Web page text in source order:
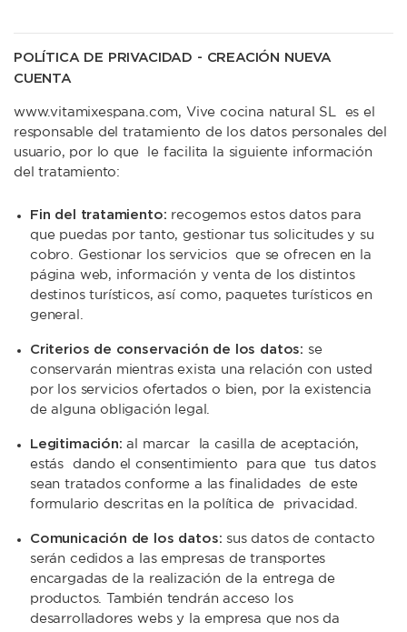
POLÍTICA DE PRIVACIDAD - CREACIÓN NUEVA
CUENTA
www.vitamixespana.com, Vive cocina natural SL es el
responsable del tratamiento de los datos personales del
usuario, por lo que le facilita la siguiente información
del tratamiento:
Fin del tratamiento: recogemos estos datos para
que puedas por tanto, gestionar tus solicitudes y su
cobro. Gestionar los servicios que se ofrecen en la
página web, información y venta de los distintos
destinos turísticos, así como, paquetes turísticos en
general.
Criterios de conservación de los datos: se
conservarán mientras exista una relación con usted
por los servicios ofertados o bien, por la existencia
de alguna obligación legal.
Legitimación: al marcar la casilla de aceptación,
estás dando el consentimiento para que tus datos
sean tratados conforme a las finalidades de este
formulario descritas en la política de privacidad.
Comunicación de los datos: sus datos de contacto
serán cedidos a las empresas de transportes
encargadas de la realización de la entrega de
productos. También tendrán acceso los
desarrolladores webs y la empresa que nos da